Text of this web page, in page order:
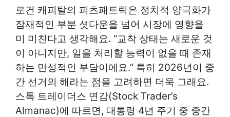
로건 캐피탈의 피츠패트릭은 정치적 양극화가
잠재적인 부분 셧다운을 넘어 시장에 영향을
미 미친다고 생각해요. “교착 상태는 새로운 것
이 아니지만, 일을 처리할 능력이 없을 때 존재
하는 만성적인 부담이에요.” 특히 2026년이 중
간 선거의 해라는 점을 고려하면 더욱 그래요.
스톡 트레이더스 연감(Stock Trader’s
Almanac)에 따르면, 대통령 4년 주기 중 중간